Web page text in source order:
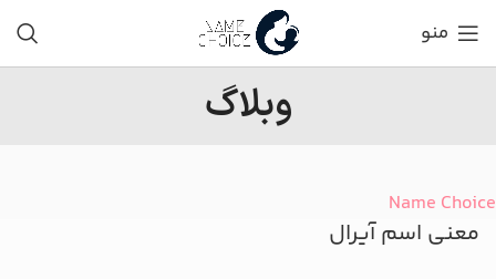
منو
وبلاگ
Name Choice
معنی اسم آیرال